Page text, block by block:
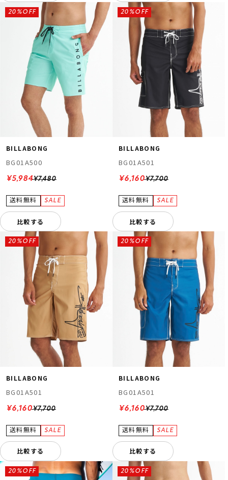
BILLABONG
BG01A500
¥7,480
20%OFF
¥5,984
比較する
BILLABONG
BG01A501
¥7,700
20%OFF
¥6,160
比較する
BILLABONG
BG01A501
¥7,700
20%OFF
¥6,160
比較する
BILLABONG
BG01A501
¥7,700
20%OFF
¥6,160
比較する
20%OFF 20%OFF